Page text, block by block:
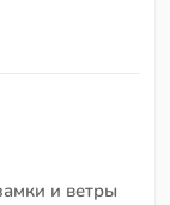
и ветры